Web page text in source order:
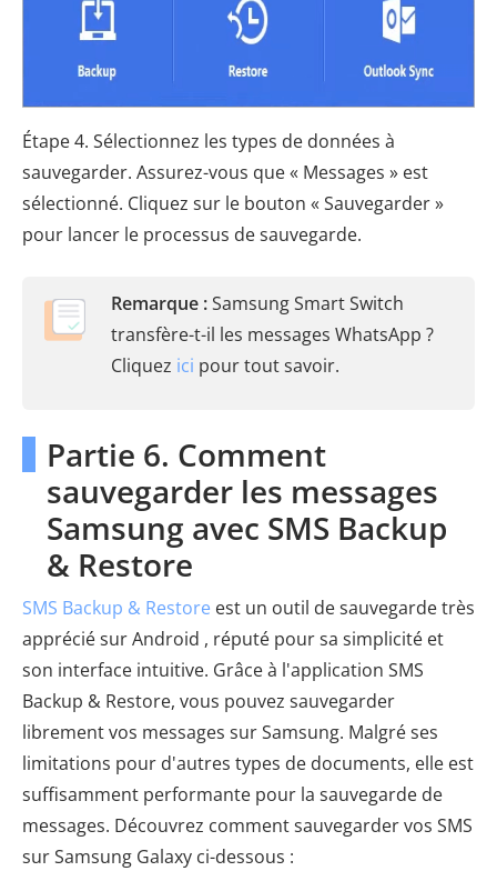
Étape 4. Sélectionnez les types de données à
sauvegarder. Assurez-vous que « Messages » est
sélectionné. Cliquez sur le bouton « Sauvegarder »
pour lancer le processus de sauvegarde.
Remarque :Samsung Smart Switch
transfère-t-il les messages WhatsApp ?
Cliquez ici pour tout savoir.
Partie 6. Comment
sauvegarder les messages
Samsung avec SMS Backup
& Restore
SMS Backup & Restore est un outil de sauvegarde très
apprécié sur Android , réputé pour sa simplicité et
son interface intuitive. Grâce à l'application SMS
Backup & Restore, vous pouvez sauvegarder
librement vos messages sur Samsung. Malgré ses
limitations pour d'autres types de documents, elle est
suffisamment performante pour la sauvegarde de
messages. Découvrez comment sauvegarder vos SMS
sur Samsung Galaxy ci-dessous :